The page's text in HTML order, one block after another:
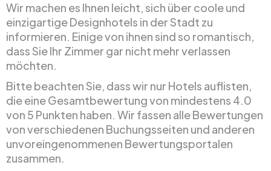
Wir machen es Ihnen leicht, sich über coole und
einzigartige Designhotels in der Stadt zu
informieren. Einige von ihnen sind so romantisch,
dass Sie Ihr Zimmer gar nicht mehr verlassen
möchten.
Bitte beachten Sie, dass wir nur Hotels auflisten,
die eine Gesamtbewertung von mindestens 4.0
von 5 Punkten haben. Wir fassen alle Bewertungen
von verschiedenen Buchungsseiten und anderen
unvoreingenommenen Bewertungsportalen
zusammen.